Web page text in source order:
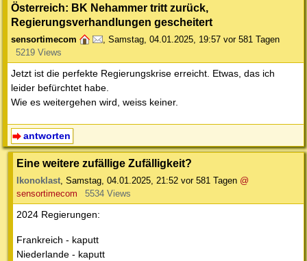
Österreich: BK Nehammer tritt zurück,
Regierungsverhandlungen gescheitert
sensortimecom , Samstag, 04.01.2025, 19:57 vor 581 Tagen
5219 Views
Jetzt ist die perfekte Regierungskrise erreicht. Etwas, das ich
leider befürchtet habe.
Wie es weitergehen wird, weiss keiner.
antworten
Eine weitere zufällige Zufälligkeit?
Ikonoklast, Samstag, 04.01.2025, 21:52 vor 581 Tagen @
sensortimecom
5534 Views
2024 Regierungen:
Frankreich - kaputt
Niederlande - kaputt